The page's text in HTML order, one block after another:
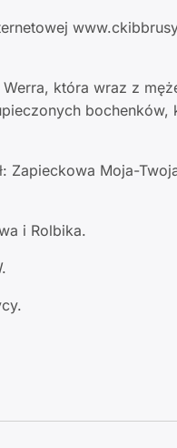
która wraz z
Zapieckowa Moja-
i Rolbika.